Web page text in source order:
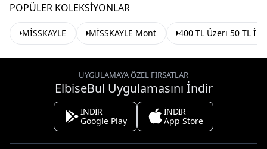
POPÜLER KOLEKSIYONLAR
MİSSKAYLE MİSSKAYLE Mont 400 TL Üzeri 50 TL
UYGULAMAYA ÖZEL FIRSATLAR
ElbiseBul Uygulamasını İndir
İNDİR
Google Play
İNDİR
App Store